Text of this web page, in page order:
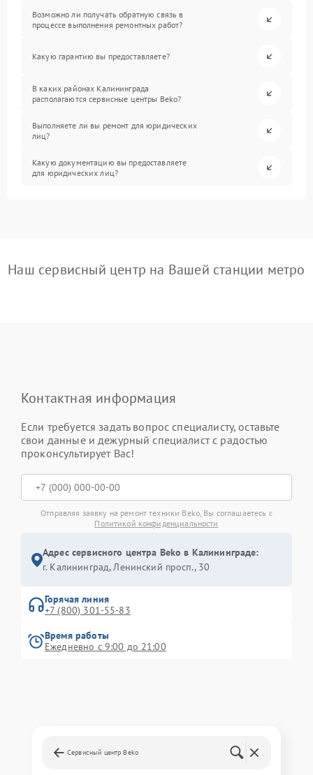
Возможно ли получать обратную связь в
процессе выполнения ремонтных работ?
Какую гарантию вы предоставляете?
В каких районах Калининграда
располагаются сервисные центры Beko?
Выполняете ли вы ремонт для юридических
лиц?
Какую документацию вы предоставляете
для юридических лиц?
Наш сервисный центр на Вашей станции метро
Контактная информация
Если требуется задать вопрос специалисту, оставьте
свои данные и дежурный специалист с радостью
проконсультирует Вас!
Отправляя заявку на ремонт техники Beko, Вы соглашаетесь с
Политикой конфиденциальности
Адрес сервисного центра Beko в Калининграде:
г. Калининград, Ленинский просп., 30
Горячая линия
+7 (800) 301-55-83
Время работы
Ежедневно с 9:00 до 21:00
Сервисный центр Beko